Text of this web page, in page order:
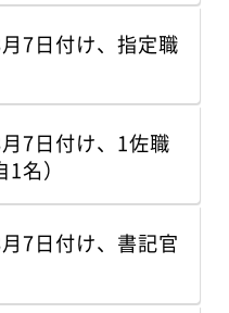
7日付け、指定職
7日付け、1佐職
名）
7日付け、書記官